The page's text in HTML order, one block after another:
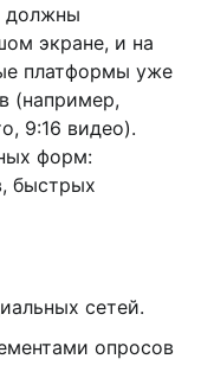
должны
экране, и на
платформы уже
(например,
9:16 видео).
форм:
быстрых
сетей.
опросов